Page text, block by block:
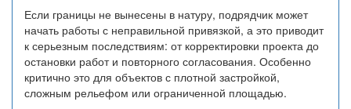
Если границы не вынесены в натуру, подрядчик может
начать работы с неправильной привязкой, а это приводит
к серьезным последствиям: от корректировки проекта до
остановки работ и повторного согласования. Особенно
критично это для объектов с плотной застройкой,
сложным рельефом или ограниченной площадью.